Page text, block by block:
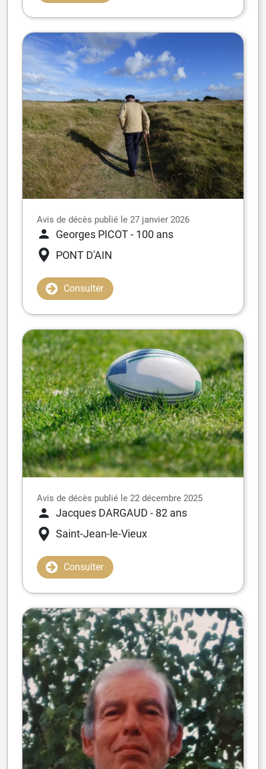
Avis de décès publié le 27 janvier 2026
Georges PICOT- 100 ans
PONT D'AIN
Consulter
Avis de décès publié le 22 décembre 2025
Jacques DARGAUD - 82 ans
Saint-Jean-le-Vieux
Consulter